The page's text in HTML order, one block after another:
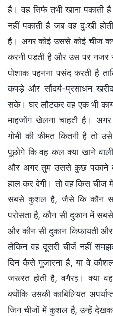
है। वह सिर्फ तभी खाना
नहीं पकाती है जब वह दुःखी
है। अगर कोई उससे कोई चीज
करनी पड़ती है और उस पर नजर
पोशाक पहनना पसंद करती है
कपड़े और सौंदर्य-प्रसाधन
सके। घर लौटकर वह एक भी
माहजोंग खेलना चाहती है।
गोभी की कीमत कितनी है तो
पूछोगे कि वह कल क्या खाने
और अगर तुम उससे कुछ पकाने के
हाल कर देगी। तो वह किस
सबसे कुशल है, जैसे कि कौन सा
परोसता है, कौन सी दुकान में
और कौन सी दुकान किफायती और
लेकिन वह दूसरी चीजें नहीं
दिन कैसे गुजारना है, या वे
जरूरत होती है, वगैरह। क्या
क्योंकि उसकी काबिलियत
जिन चीजों में कुशल है, उन्हें